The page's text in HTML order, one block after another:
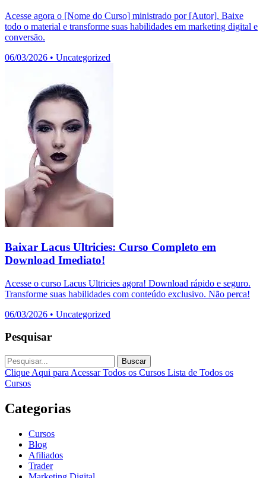
Acesse agora o [Nome do Curso] ministrado por [Autor]. Baixe
todo o material e transforme suas habilidades em marketing digital e
conversão.
06/03/2026 • Uncategorized
Baixar Lacus Ultricies: Curso Completo em
Download Imediato!
Acesse o curso Lacus Ultricies agora! Download rápido e seguro.
Transforme suas habilidades com conteúdo exclusivo. Não perca!
06/03/2026 • Uncategorized
Pesquisar
Buscar
Clique Aqui para Acessar Todos os Cursos Lista de Todos os
Cursos
Categorias
Cursos
Blog
Afiliados
Trader